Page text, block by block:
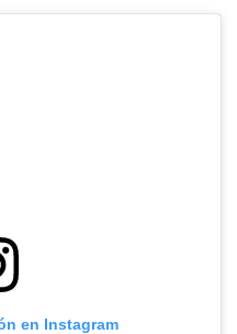
en Instagram